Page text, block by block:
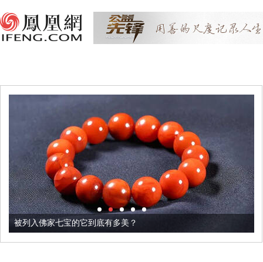
被列入佛家七宝的它到底有多美？